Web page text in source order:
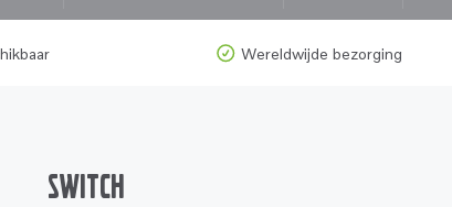
Wereldwijde bezorging
SWITCH